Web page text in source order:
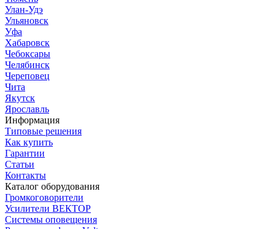
Улан-Удэ
Ульяновск
Уфа
Хабаровск
Чебоксары
Челябинск
Череповец
Чита
Якутск
Ярославль
Информация
Типовые решения
Как купить
Гарантии
Статьи
Контакты
Каталог оборудования
Громкоговорители
Усилители ВЕКТОР
Системы оповещения